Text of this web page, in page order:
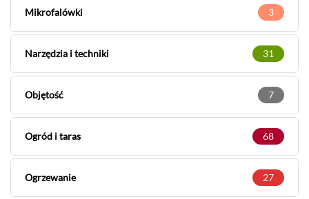
Mikrofalówki 3
Narzędzia i techniki 31
Objętość 7
Ogród i taras 68
Ogrzewanie 27